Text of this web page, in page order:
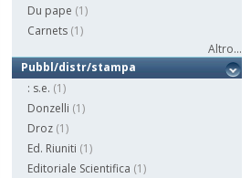
Du pape (1)
Carnets (1)
Altro...
Pubbl/distr/stampa
: s.e. (1)
Donzelli (1)
Droz (1)
Ed. Riuniti (1)
Editoriale Scientifica (1)